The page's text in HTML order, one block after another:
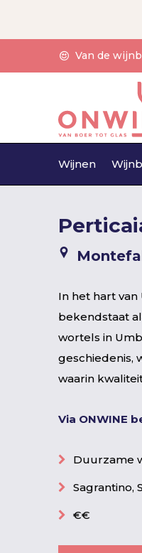
Wijnen
Van de
In het hart
bekendstaat
wortels in
geschiedenis,
waarin
Via ONWINE
Duurzame
Sagrantino,
€€